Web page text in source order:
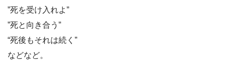
”死を受け入れよ”
”死と向き合う”
“死後もそれは続く”
などなど。